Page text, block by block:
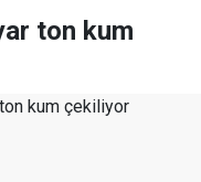
ton kum